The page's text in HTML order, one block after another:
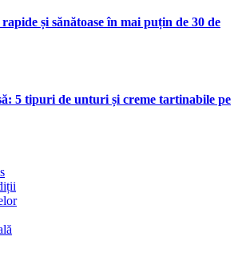
rapide și sănătoase în mai puțin de 30 de
5 tipuri de unturi și creme tartinabile pe